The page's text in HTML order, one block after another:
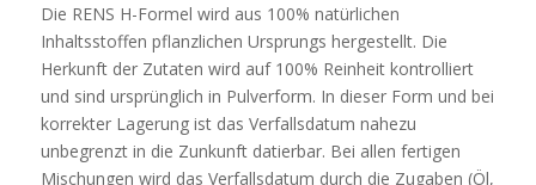
Die RENS H-Formel wird aus 100% natürlichen
Inhaltsstoffen pflanzlichen Ursprungs hergestellt. Die
Herkunft der Zutaten wird auf 100% Reinheit kontrolliert
und sind ursprünglich in Pulverform. In dieser Form und bei
korrekter Lagerung ist das Verfallsdatum nahezu
unbegrenzt in die Zunkunft datierbar. Bei allen fertigen
Mischungen wird das Verfallsdatum durch die Zugaben (Öl,